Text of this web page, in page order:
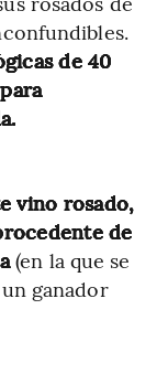
de 40
vino rosado,
de
(en la que se
ganador